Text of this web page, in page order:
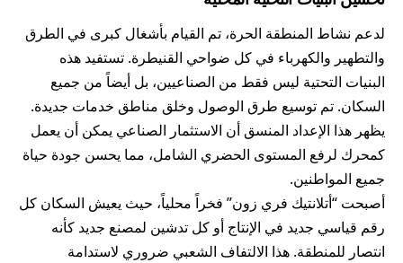
لدعم نشاط المنطقة الحرة، تم القيام بأشغال كبرى في الطرق
والتطهير والكهرباء في كل ضواحي القنيطرة. تستفيد هذه
البنيات التحتية ليس فقط من الصناعيين، بل أيضاً من جميع
السكان. تم توسيع طرق الوصول وخلق مناطق خدمات جديدة.
يظهر هذا الإعداد المنسق أن الاستثمار الصناعي يمكن أن يعمل
كمحرك لرفع المستوى الحضري الشامل، مما يحسن جودة حياة
جميع المواطنين.
أصبحت “أتلانتيك فري زون” فخراً محلياً، حيث يعيش السكان كل
رقم قياسي جديد في الإنتاج أو كل تدشين لمصنع جديد كأنه
انتصار للمنطقة. هذا الالتفاف الشعبي ضروري لاستدامة